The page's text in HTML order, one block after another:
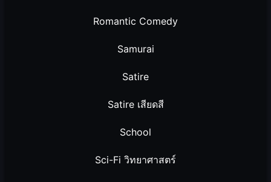
Romantic Comedy
Samurai
Satire
Satire เสียดสี
School
Sci-Fi วิทยาศาสตร์